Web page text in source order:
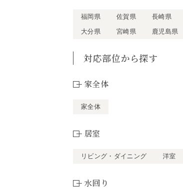
福岡県 佐賀県 長崎県
大分県
宮崎県 鹿児島県
対応部位から探す
家全体
家全体
居室
リビング・ダイニング 洋室
水回り